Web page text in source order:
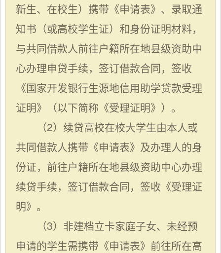
新生、在校生）携带《申请表》、录取通
知书（或高校学生证）和身份证明材料，
与共同借款人前往户籍所在地县级资助中
心办理申贷手续，签订借款合同，签收
《国家开发银行生源地信用助学贷款受理
证明》（以下简称《受理证明》）。
（2）续贷高校在校大学生由本人或
共同借款人携带《申请表》及办理人的身
份证，前往户籍所在地县级资助中心办理
续贷手续，签订借款合同， 签收《受理证
明》。
（3）非建档立卡家庭子女、未经预
申请的学生需携带《申请表》前往所在高